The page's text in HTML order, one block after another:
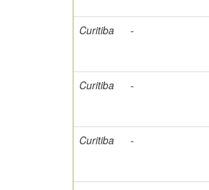
Curitiba
-
Curitiba
-
Curitiba
-